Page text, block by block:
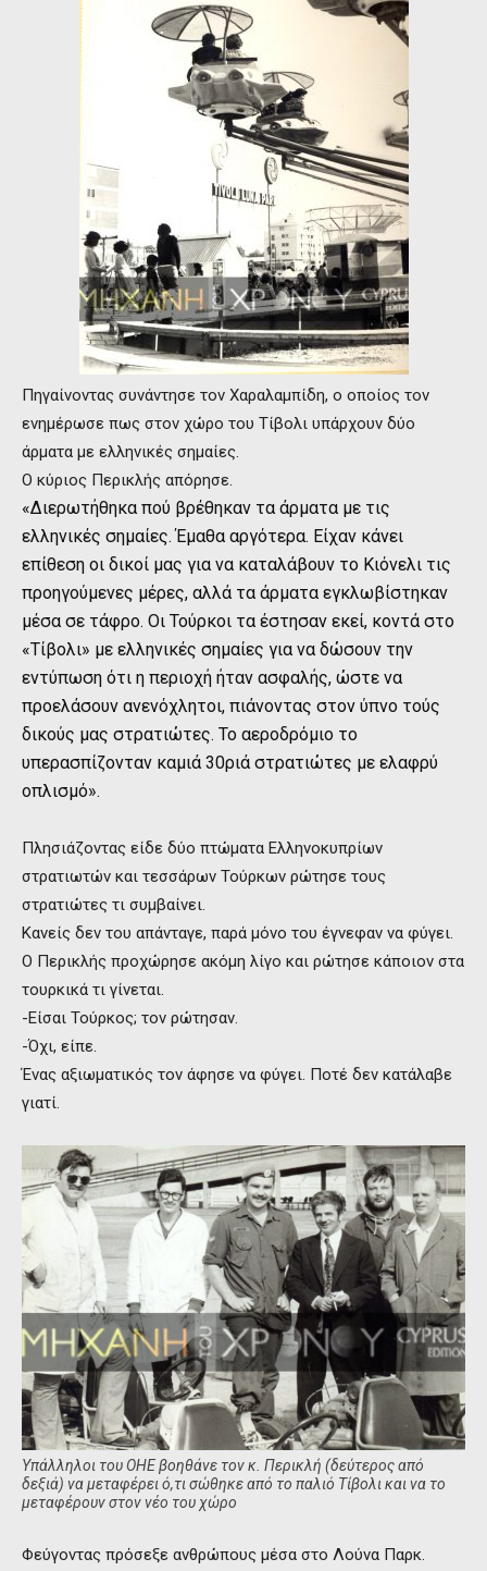
Πηγαίνοντας συνάντησε τον Χαραλαμπίδη, ο οποίος τον
ενημέρωσε πως στον χώρο του Τίβολι υπάρχουν δύο
άρματα με ελληνικές σημαίες.
Ο κύριος Περικλής απόρησε.
«Διερωτήθηκα πού βρέθηκαν τα άρματα με τις
ελληνικές σημαίες. Έμαθα αργότερα. Είχαν κάνει
επίθεση οι δικοί μας για να καταλάβουν το Κιόνελι τις
προηγούμενες μέρες, αλλά τα άρματα εγκλωβίστηκαν
μέσα σε τάφρο. Οι Τούρκοι τα έστησαν εκεί, κοντά στο
«Τίβολι» με ελληνικές σημαίες για να δώσουν την
εντύπωση ότι η περιοχή ήταν ασφαλής, ώστε να
προελάσουν ανενόχλητοι, πιάνοντας στον ύπνο τούς
δικούς μας στρατιώτες. Το αεροδρόμιο το
υπερασπίζονταν καμιά 30ριά στρατιώτες με ελαφρύ
οπλισμό».
Πλησιάζοντας είδε δύο πτώματα Ελληνοκυπρίων
στρατιωτών και τεσσάρων Τούρκων ρώτησε τους
στρατιώτες τι συμβαίνει.
Κανείς δεν του απάνταγε, παρά μόνο του έγνεφαν να φύγει.
Ο Περικλής προχώρησε ακόμη λίγο και ρώτησε κάποιον στα
τουρκικά τι γίνεται.
-Είσαι Τούρκος; τον ρώτησαν.
-Όχι, είπε.
Ένας αξιωματικός τον άφησε να φύγει. Ποτέ δεν κατάλαβε
γιατί.
Υπάλληλοι του ΟΗΕ βοηθάνε τον κ. Περικλή (δεύτερος από
δεξιά) να μεταφέρει ό,τι σώθηκε από το παλιό Τίβολι και να το
μεταφέρουν στον νέο του χώρο
Φεύγοντας πρόσεξε ανθρώπους μέσα στο Λούνα Παρκ.